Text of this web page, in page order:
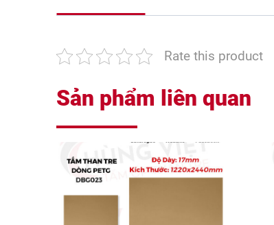
Rate this product
Sản phẩm liên quan